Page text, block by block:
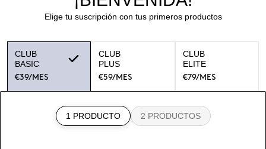
Elige tu suscripción con tus primeros productos
CLUB
BASIC
€39/MES
CLUB
PLUS
€59/MES
CLUB
ELITE
€79/MES
1 PRODUCTO 2 PRODUCTOS